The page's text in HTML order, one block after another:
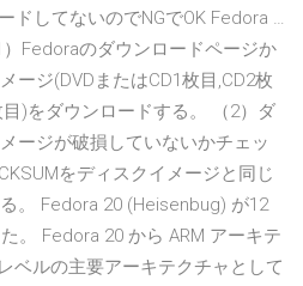
ドしてないのでNGでOK Fedora …
Fedoraのダウンロードページか
ージ(DVDまたはCD1枚目,CD2枚
目)をダウンロードする。 （2）ダ
ージが破損していないかチェッ
をディスクイメージと同じ
。 Fedora 20 (Heisenbug) が12
。 Fedora 20 から ARM アーキテ
ベルの主要アーキテクチャとして